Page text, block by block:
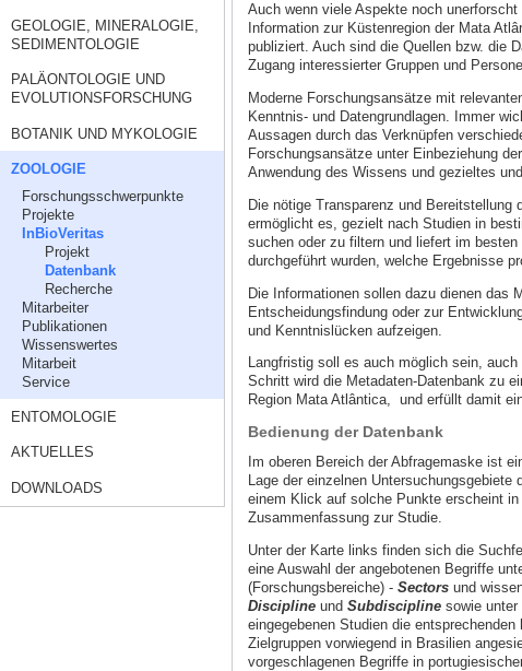
GEOLOGIE, MINERALOGIE,
SEDIMENTOLOGIE
PALÄONTOLOGIE UND
EVOLUTIONSFORSCHUNG
BOTANIK UND MYKOLOGIE
ZOOLOGIE
Forschungsschwerpunkte
Projekte
InBioVeritas
Projekt
Datenbank
Recherche
Mitarbeiter
Publikationen
Wissenswertes
Mitarbeit
Service
ENTOMOLOGIE
AKTUELLES
DOWNLOADS
Auch wenn viele Aspekte noch
Information zur Küstenregion der Mata
publiziert. Auch sind die Quellen bzw. die
Zugang interessierter Gruppen und
Moderne Forschungsansätze mit
Kenntnis- und Datengrundlagen. Immer
Aussagen durch das Verknüpfen
Forschungsansätze unter Einbeziehung
Anwendung des Wissens und gezieltes
Die nötige Transparenz und
ermöglicht es, gezielt nach Studien in
suchen oder zu filtern und liefert im
durchgeführt wurden, welche Ergebnisse
Die Informationen sollen dazu dienen das
Entscheidungsfindung oder zur
und Kenntnislücken aufzeigen.
Langfristig soll es auch möglich sein,
Schritt wird die Metadaten-Datenbank zu
Region Mata Atlântica, und erfüllt damit
Bedienung der Datenbank
Im oberen Bereich der Abfragemaske ist
Lage der einzelnen Untersuchungsgebiete
einem Klick auf solche Punkte erscheint
Zusammenfassung zur Studie.
Unter der Karte links finden sich die
eine Auswahl der angebotenen Begriffe
(Forschungsbereiche) - Sectors und
Discipline und Subdisciplinesowie unter
eingegebenen Studien die
Zielgruppen vorwiegend in Brasilien
vorgeschlagenen Begriffe in